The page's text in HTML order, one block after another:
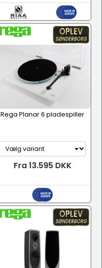
Rega Planar 6 pladespiller
Fra 13.595 DKK